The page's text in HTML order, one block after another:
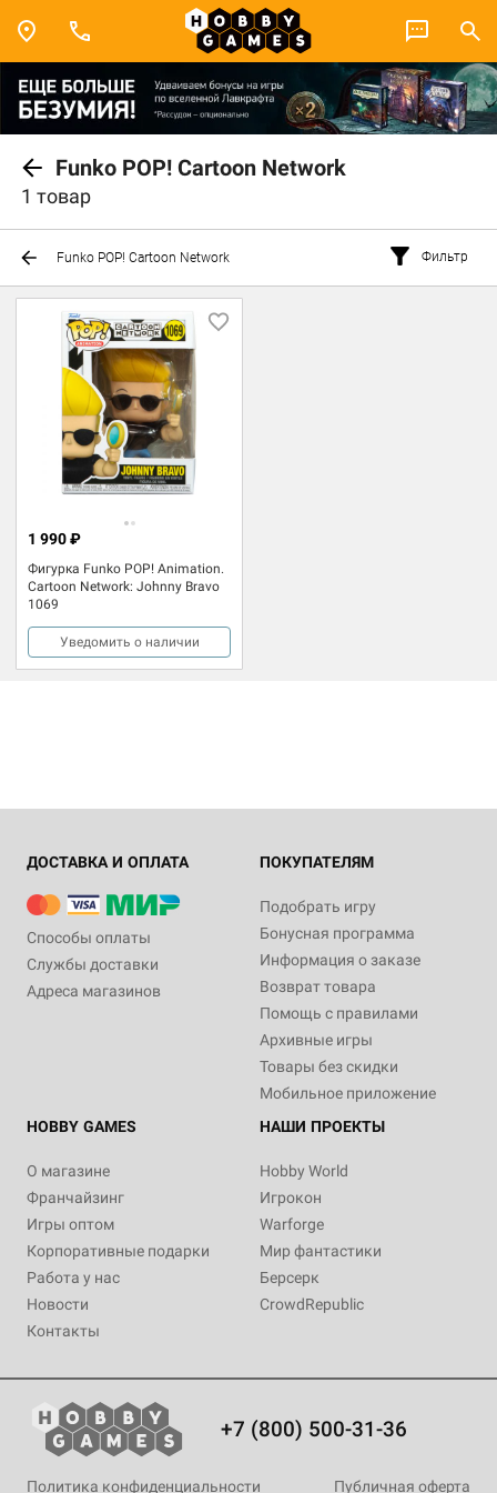
Funko POP! Cartoon Network
1 товар
Funko POP! Cartoon Network Фильтр
Фигурка Funko POP! Animation.
Cartoon Network: Johnny Bravo
1069
1 990 ₽
Уведомить о наличии
ДОСТАВКА И ОПЛАТА
Способы оплаты
Службы доставки
Адреса магазинов
ПОКУПАТЕЛЯМ
Подобрать игру
Бонусная программа
Информация о заказе
Возврат товара
Помощь с правилами
Архивные игры
Товары без скидки
Мобильное приложение
HOBBY GAMES
О магазине
Франчайзинг
Игры оптом
Корпоративные подарки
Работа у нас
Новости
Контакты
НАШИ ПРОЕКТЫ
Hobby World
Игрокон
Warforge
Мир фантастики
Берсерк
CrowdRepublic
+7 (800) 500-31-36
Политика конфиденциальности Публичная оферта